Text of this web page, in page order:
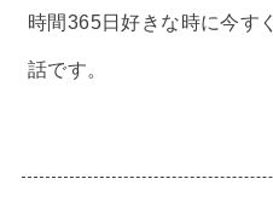
時間365日好きな時に今す
話です。